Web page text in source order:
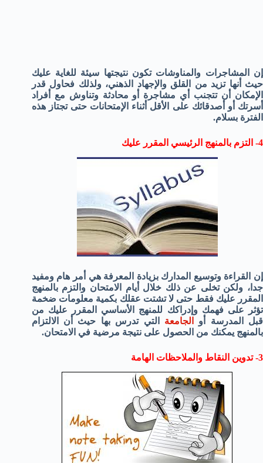
إن المشاجرات والمناوشات تكون نتيجتها سيئة للغاية عليك
حيث أنها تزيد من القلق والإجهاد الذهني، ولذلك فحاول قدر
الإمكان أن تتجنب أي مشاجرة أو محادثة وتناوش مع أفراد
أسرتك أو أصدقائك على الأقل أثناء الإمتحانات حتى تجتاز هذه
الفترة بسلام.
4- التزم بالمنهج الرئيسي المقرر عليك
إن القراءة وتوسيع المدارك بزيادة المعرفة هي أمر هام ومفيد
جدا، ولكن تخلى عن ذلك خلال أيام الامتحان والتزم بالمنهج
المقرر عليك فقط حتى لا تشتت عقلك بكمية معلومات ضخمة
تؤثر على فهمك وإدراكك للمنهج الأساسي المقرر عليك من
قبل المدرسة أو الجامعة التي تدرس بها حيث أن الالتزام
بالمنهج يمكنك من الحصول على نتيجة مرضية في الامتحان.
3- تدوين النقاط والملاحظات الهامة